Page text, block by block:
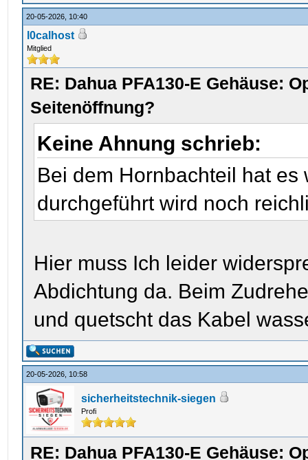
20-05-2026, 10:40
l0calhost
Mitglied
RE: Dahua PFA130-E Gehäuse:
Seitenöffnung?
Keine Ahnung schrieb:
Bei dem Hornbachteil hat
durchgeführt wird noch
Hier muss Ich leider
Abdichtung da. Beim
und quetscht das Kabel
20-05-2026, 10:58
sicherheitstechnik-siegen
Profi
RE: Dahua PFA130-E Gehäuse: